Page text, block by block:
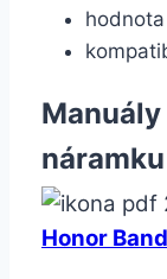
Honor